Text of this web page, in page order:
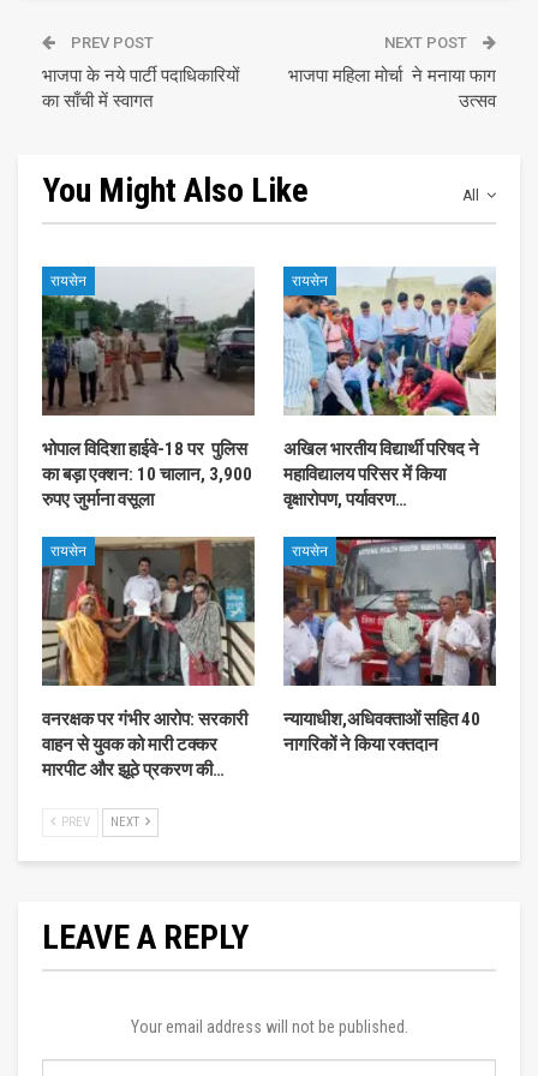
PREV POST
भाजपा के नये पार्टी पदाधिकारियों
का साँची में स्वागत
NEXT POST
भाजपा महिला मोर्चा ने मनाया फाग
उत्सव
All
You Might Also Like
रायसेन
भोपाल विदिशा हाईवे-18 पर पुलिस
का बड़ा एक्शन: 10 चालान, 3,900
रुपए जुर्माना वसूला
रायसेन
अखिल भारतीय विद्यार्थी परिषद ने
महाविद्यालय परिसर में किया
वृक्षारोपण, पर्यावरण…
रायसेन
वनरक्षक पर गंभीर आरोप: सरकारी
वाहन से युवक को मारी टक्कर
मारपीट और झूठे प्रकरण की…
रायसेन
न्यायाधीश,अधिवक्ताओं सहित 40
नागरिकों ने किया रक्तदान
PREV NEXT
LEAVE A REPLY
Your email address will not be published.